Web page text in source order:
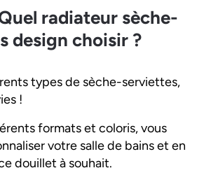
radiateur sèche-
design choisir ?
types de sèche-serviettes,
!
formats et coloris, vous
votre salle de bains et en
douillet à souhait.